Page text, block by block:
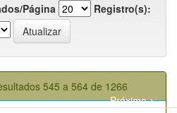
Página
Registro(s):
545 a 564 de 1266
Próximo >